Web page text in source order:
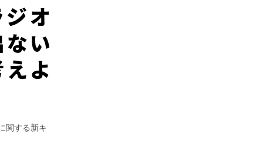
オ
い
よ
関する新キ